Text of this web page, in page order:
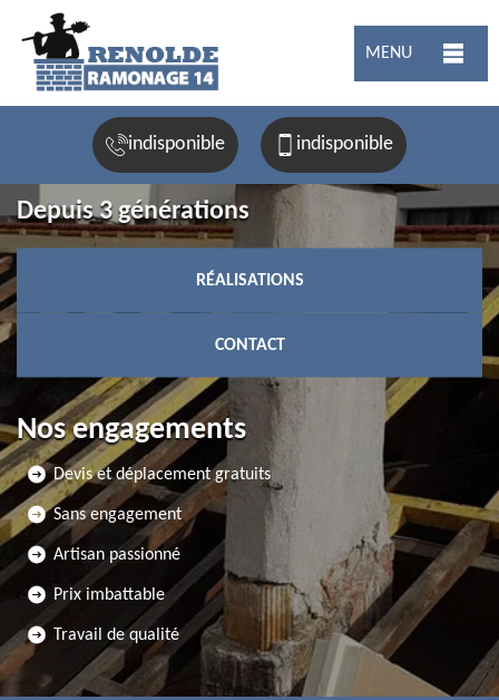
MENU
indisponible indisponible
Depuis 3 générations
RÉALISATIONS
CONTACT
Nos engagements
Devis et déplacement gratuits
Sans engagement
Artisan passionné
Prix imbattable
Travail de qualité